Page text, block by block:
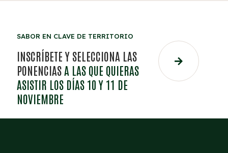
SABOR EN CLAVE DE TERRITORIO
INSCRÍBETE Y SELECCIONA LAS
PONENCIAS A LAS QUE QUIERAS
ASISTIR LOS DÍAS 10 Y 11 DE
NOVIEMBRE